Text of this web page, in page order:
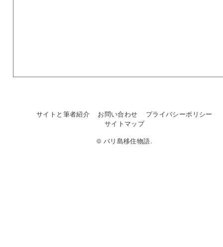
サイトと筆者紹介 お問い合わせ
プライバシーポリシー
サイトマップ
© バリ島移住物語.